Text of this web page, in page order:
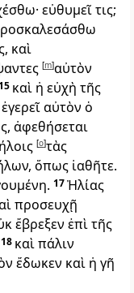
εὐθυμεῖ τις;
καὶ
[m]αὐτὸν
καὶ ἡ εὐχὴ τῆς
αὐτὸν ὁ
ἀφεθήσεται
[o]τὰς
ὅπως ἰαθῆτε.
17Ἠλίας
προσευχῇ
ἔβρεξεν ἐπὶ τῆς
18 καὶ πάλιν
ἔδωκεν καὶ ἡ γῆ